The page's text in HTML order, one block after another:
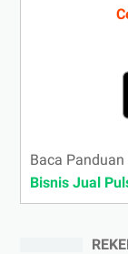
Baca
Bisnis Jual